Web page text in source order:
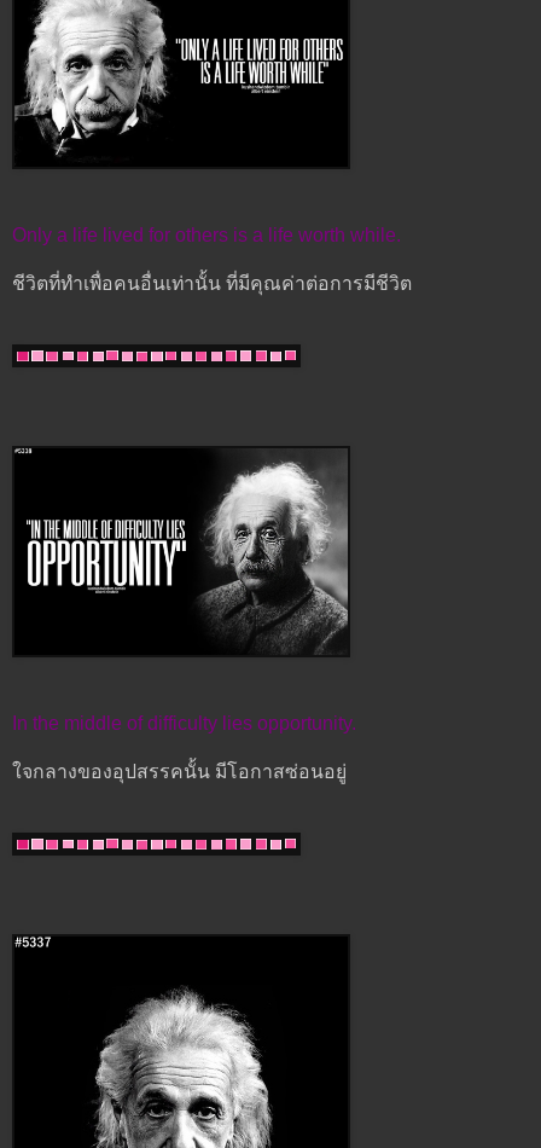
Only a life lived for others is a life worth while.
ชีวิตที่ทำเพื่อคนอื่นเท่านั้น ที่มีคุณค่าต่อการมีชีวิต
In the middle of difficulty lies opportunity.
ใจกลางของอุปสรรคนั้น มีโอกาสซ่อนอยู่